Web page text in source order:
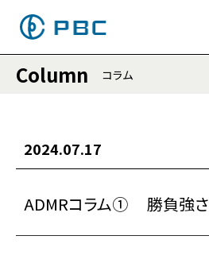
Column コラム
2024.07.17
ADMRコラム➀ 勝負強さ